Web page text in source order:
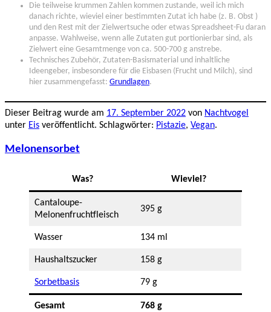
Die teilweise krummen Zahlen kommen zustande, weil ich mich
danach richte, wieviel einer bestimmten Zutat ich habe (z. B. Obst )
und den Rest mit der Zielwertsuche oder etwas Spreadsheet-Fu daran
anpasse. Wahlweise, wenn alle Zutaten gut portionierbar sind, als
Zielwert eine Gesamtmenge von ca. 500-700 g anstrebe.
Technisches Zubehör, Zutaten-Basismaterial und inhaltliche
Ideengeber, insbesondere für die Eisbasen (Frucht und Milch), sind
hier zusammengefasst: Grundlagen.
Dieser Beitrag wurde am 17. September 2022 von Nachtvogel
unter Eis veröffentlicht. Schlagwörter: Pistazie, Vegan.
Melonensorbet
Was? Wieviel?
Cantaloupe-
Melonenfruchtfleisch
395 g
Wasser 134 ml
Haushaltszucker 158 g
Sorbetbasis 79 g
Gesamt 768 g